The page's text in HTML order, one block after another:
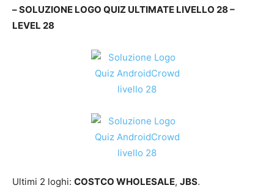
– SOLUZIONE LOGO QUIZ ULTIMATE LIVELLO 28 –
LEVEL 28
Ultimi 2 loghi: COSTCO WHOLESALE, JBS.